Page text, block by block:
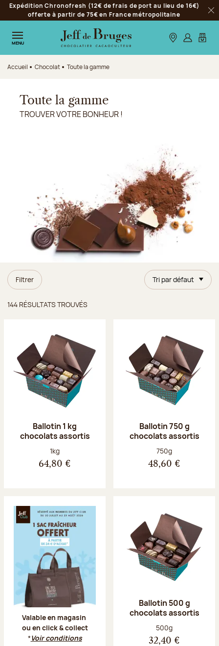
Aller à la navigation
Aller au contenu principal
Aller au pied de page
Expédition Chronofresh (12€ de frais de port au lieu de 16€)
offerte à partir de 75€ en France métropolitaine
MENU Nos boutiques
S’identifier
Mon
Accueil Chocolat Toute la gamme
Toute la gamme
TROUVER VOTRE BONHEUR !
Filtrer Tri par défaut
144 RÉSULTATS TROUVÉS
Ballotin 1 kg
chocolats assortis
Poids net :
1kg
64,80 €
Ballotin 750 g
chocolats assortis
Poids net :
750g
48,60 €
Valable en magasin
ou en click & collect
*Voir conditions
Ballotin 500 g
chocolats assortis
Poids net :
500g
32,40 €